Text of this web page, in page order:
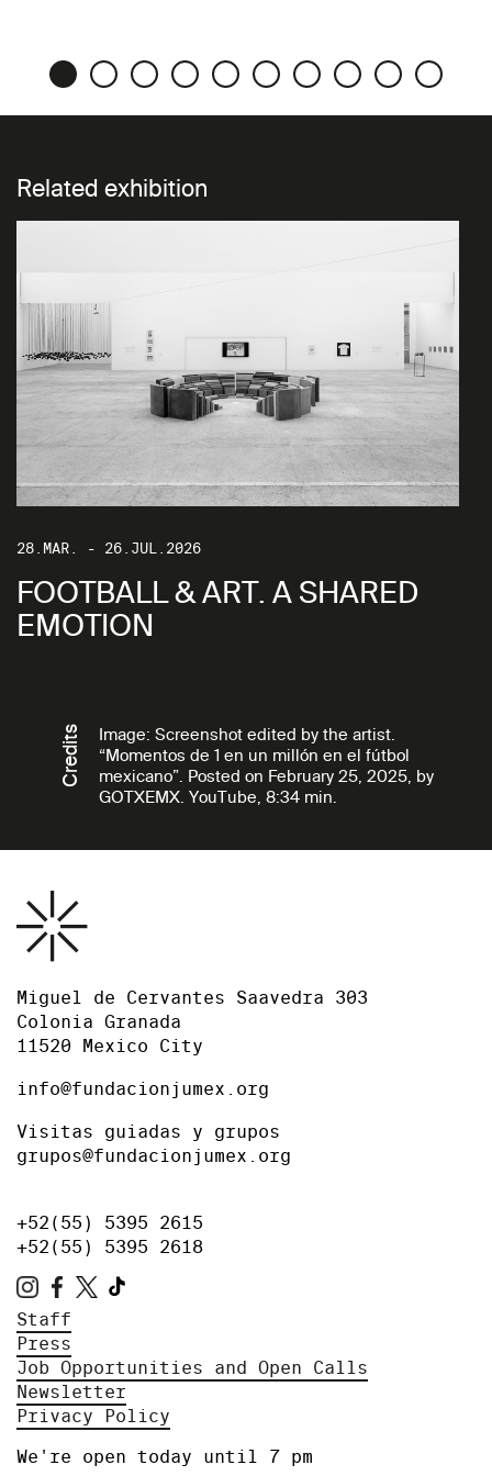
Related exhibition
28.MAR. - 26.JUL.2026
FOOTBALL & ART. A SHARED
EMOTION
Credits
Image: Screenshot edited by the artist.
“Momentos de 1 en un millón en el fútbol
mexicano”. Posted on February 25, 2025, by
GOTXEMX. YouTube, 8:34 min.
Miguel de Cervantes Saavedra 303
Colonia Granada
11520 Mexico City
info@fundacionjumex.org
Visitas guiadas y grupos
grupos@fundacionjumex.org
+52(55) 5395 2615
+52(55) 5395 2618
Staff
Press
Job Opportunities and Open Calls
Newsletter
Privacy Policy
We're open today until 7 pm